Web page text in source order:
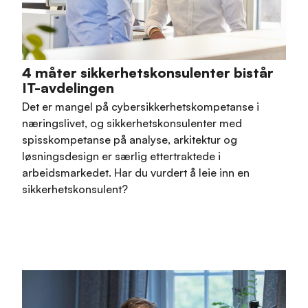
4 måter sikkerhetskonsulenter bistår
IT-avdelingen
Det er mangel på cybersikkerhetskompetanse i
næringslivet, og sikkerhetskonsulenter med
spisskompetanse på analyse, arkitektur og
løsningsdesign er særlig ettertraktede i
arbeidsmarkedet. Har du vurdert å leie inn en
sikkerhetskonsulent?